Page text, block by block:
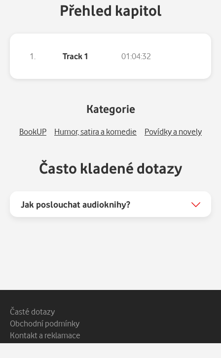
Dítětová), Syra, její služebná (Ludmila Roubíková),
Přehled kapitol
1. Track 1 01:04:32
Kategorie
BookUP Humor, satira a komedie Povídky a novely
Často kladené dotazy
Jak poslouchat audioknihy?
Patička webu
Vedlejší navigace
Časté dotazy
Obchodní podmínky
Kontakt a reklamace